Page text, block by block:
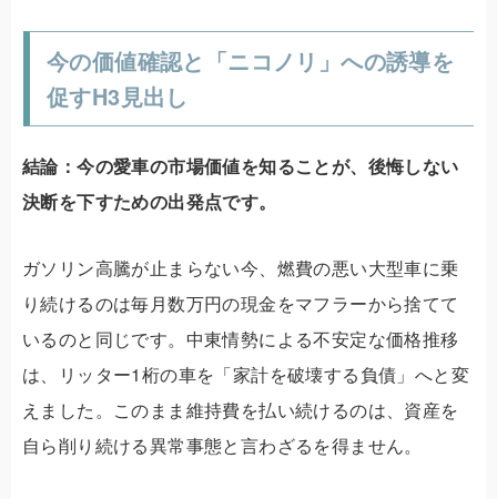
今の価値確認と「ニコノリ」への誘導を
促すH3見出し
結論：今の愛車の市場価値を知ることが、後悔しない
決断を下すための出発点です。
ガソリン高騰が止まらない今、燃費の悪い大型車に乗
り続けるのは毎月数万円の現金をマフラーから捨てて
いるのと同じです。中東情勢による不安定な価格推移
は、リッター1桁の車を「家計を破壊する負債」へと変
えました。このまま維持費を払い続けるのは、資産を
自ら削り続ける異常事態と言わざるを得ません。